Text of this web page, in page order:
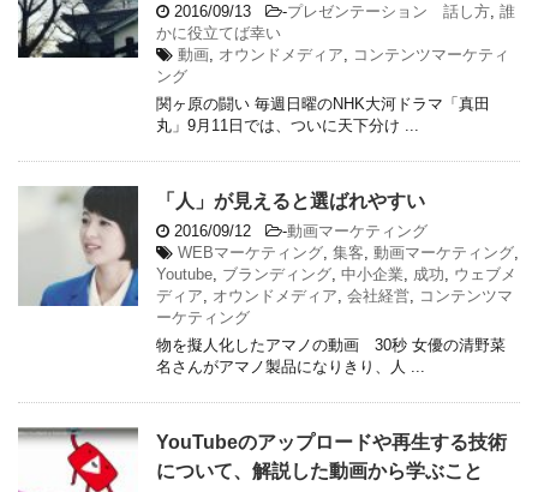
2016/09/13 -プレゼンテーション 話し方, 誰
かに役立てば幸い
動画, オウンドメディア, コンテンツマーケティ
ング
関ヶ原の闘い 毎週日曜のNHK大河ドラマ「真田
丸」9月11日では、ついに天下分け ...
「人」が見えると選ばれやすい
2016/09/12 -動画マーケティング
WEBマーケティング, 集客, 動画マーケティング,
Youtube, ブランディング, 中小企業, 成功, ウェブメ
ディア, オウンドメディア, 会社経営, コンテンツマ
ーケティング
物を擬人化したアマノの動画 30秒 女優の清野菜
名さんがアマノ製品になりきり、人 ...
YouTubeのアップロードや再生する技術
について、解説した動画から学ぶこと